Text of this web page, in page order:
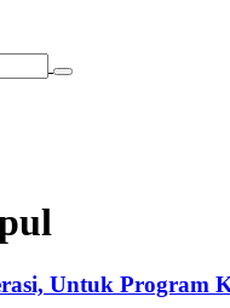
Untuk Program